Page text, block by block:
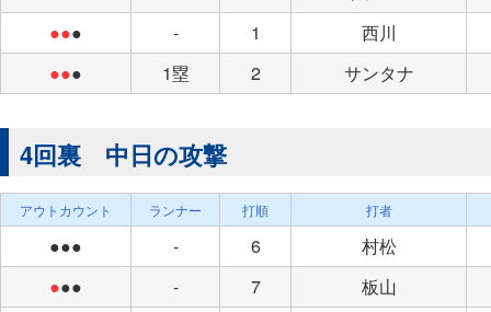
●●● - 1
西川
●●● 1塁 2 サンタナ
4回裏 中日の攻撃
アウトカウント ランナー 打順 打者
●●● - 6
村松
●●● - 7
板山